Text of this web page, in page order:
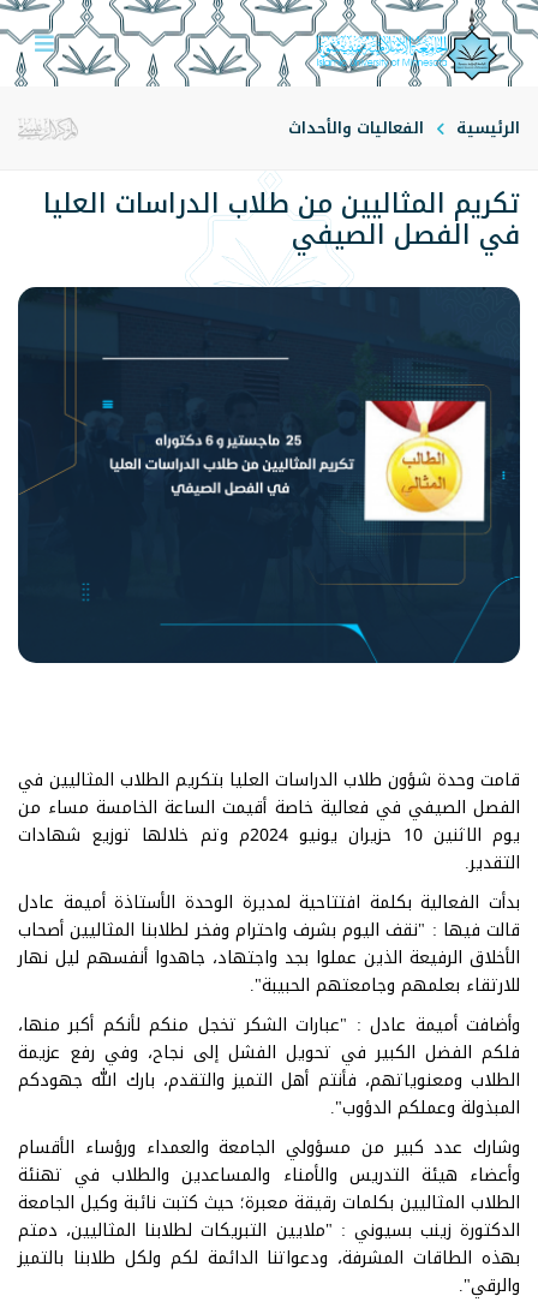
الرئيسية الفعاليات والأحداث
تكريم المثاليين من طلاب الدراسات العليا
في الفصل الصيفي
قامت وحدة شؤون طلاب الدراسات العليا بتكريم الطلاب المثاليين في
الفصل الصيفي في فعالية خاصة أقيمت الساعة الخامسة مساء من
يوم الاثنين 10 حزيران يونيو 2024م وتم خلالها توزيع شهادات
التقدير.
بدأت الفعالية بكلمة افتتاحية لمديرة الوحدة الأستاذة أميمة عادل
قالت فيها : "نقف اليوم بشرف واحترام وفخر لطلابنا المثاليين أصحاب
الأخلاق الرفيعة الذين عملوا بجد واجتهاد، جاهدوا أنفسهم ليل نهار
للارتقاء بعلمهم وجامعتهم الحبيبة".
وأضافت أميمة عادل : "عبارات الشكر تخجل منكم لأنكم أكبر منها،
فلكم الفضل الكبير في تحويل الفشل إلى نجاح، وفي رفع عزيمة
الطلاب ومعنوياتهم، فأنتم أهل التميز والتقدم، بارك الله جهودكم
المبذولة وعملكم الدؤوب".
وشارك عدد كبير من مسؤولي الجامعة والعمداء ورؤساء الأقسام
وأعضاء هيئة التدريس والأمناء والمساعدين والطلاب في تهنئة
الطلاب المثاليين بكلمات رقيقة معبرة؛ حيث كتبت نائبة وكيل الجامعة
الدكتورة زينب بسيوني : "ملايين التبريكات لطلابنا المثاليين، دمتم
بهذه الطاقات المشرفة، ودعواتنا الدائمة لكم ولكل طلابنا بالتميز
والرقي".